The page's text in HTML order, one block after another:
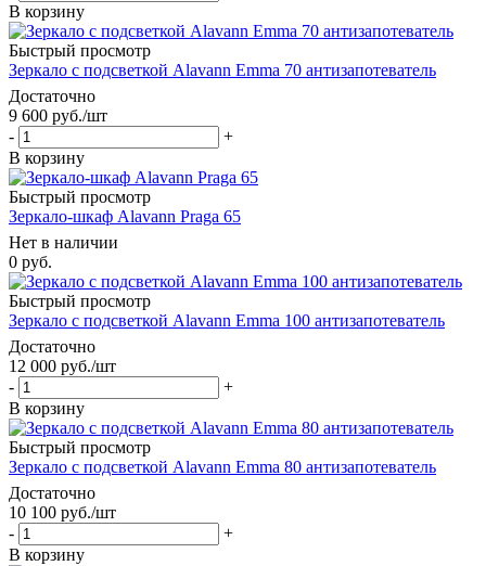
В корзину
Быстрый просмотр
Зеркало с подсветкой Alavann Emma 70 антизапотеватель
Достаточно
9 600 руб./шт
-
+
В корзину
Быстрый просмотр
Зеркало-шкаф Alavann Praga 65
Нет в наличии
0 руб.
Быстрый просмотр
Зеркало с подсветкой Alavann Emma 100 антизапотеватель
Достаточно
12 000 руб./шт
-
+
В корзину
Быстрый просмотр
Зеркало с подсветкой Alavann Emma 80 антизапотеватель
Достаточно
10 100 руб./шт
-
+
В корзину